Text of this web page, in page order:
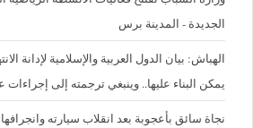
الجديدة - المدينة برس
الهباش: بيان الدول العربية والإسلامية لإدانة
يمكن البناء عليها.. وينبغي ترجمته إلى إجراءات
نجاة سائق بأعجوبة بعد انقلاب سيارته